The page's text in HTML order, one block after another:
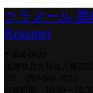
クラメール 黒
Kraemer